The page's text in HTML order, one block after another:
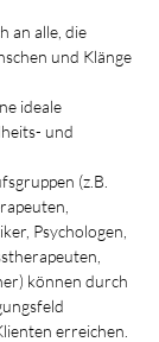
an alle, die
und Klänge
ideale
und
(z.B.
Psychologen,
können durch
erreichen.